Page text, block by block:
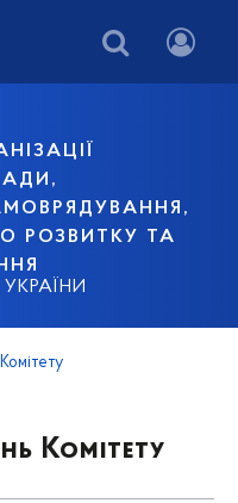
РОЗВИТКУ ТА
Комітету